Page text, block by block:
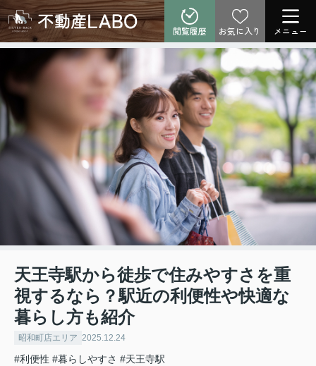
閲覧履歴 お気に入り メニュー
天王寺駅から徒歩で住みやすさを重
視するなら？駅近の利便性や快適な
暮らし方も紹介
昭和町店エリア 2025.12.24
#利便性 #暮らしやすさ #天王寺駅